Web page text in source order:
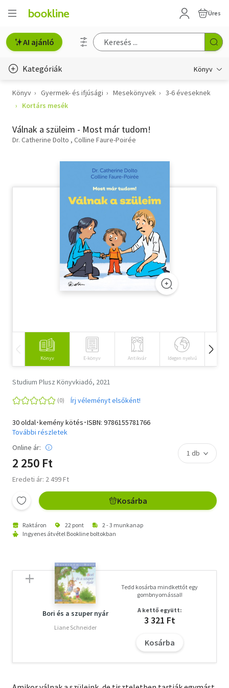
Üres
AI ajánló
Kategóriák Könyv
Életmód, egészség
Gyermek- és ifjúsági
Hobbi, szabadidő
Szótár, nyelvkönyv
Tankönyv, segédkönyv
Társadalomtudomány
Történelem
Könyv Gyermek- és ifjúsági Mesekönyvek
3-6 éveseknek
Kortárs mesék
Válnak a szüleim - Most már tudom!
Dr. Catherine Dolto Colline Faure-Poirée
Könyv E-könyv Antikvár Idegen nyelvű
Studium Plusz Könyvkiadó, 2021
Írj véleményt elsőként!
30 oldal･kemény kötés･ISBN: 9786155781766
További részletek
Online ár:
2 250 Ft
Eredeti ár: 2 499 Ft
Kosárba
Raktáron 22 pont
2 - 3 munkanap
Ingyenes átvétel Bookline boltokban
Bori és a szuper nyár
Liane Schneider
Tedd kosárba mindkettőt egy
gombnyomással!
A kettő együtt:
3 321 Ft
Kosárba